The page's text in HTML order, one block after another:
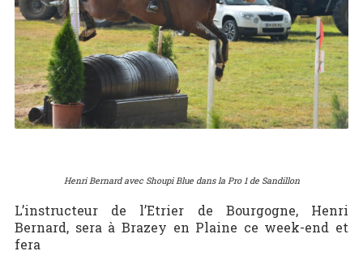
Henri Bernard avec Shoupi Blue dans la Pro 1 de Sandillon
L’instructeur de l’Etrier de Bourgogne, Henri
Bernard, sera à Brazey en Plaine ce week-end et
fera